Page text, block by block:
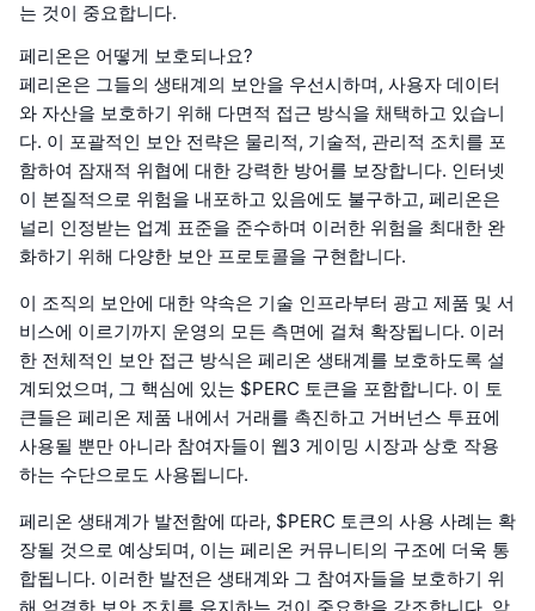
는 것이 중요합니다.
페리온은 어떻게 보호되나요?
페리온은 그들의 생태계의 보안을 우선시하며, 사용자 데이터
와 자산을 보호하기 위해 다면적 접근 방식을 채택하고 있습니
다. 이 포괄적인 보안 전략은 물리적, 기술적, 관리적 조치를 포
함하여 잠재적 위협에 대한 강력한 방어를 보장합니다. 인터넷
이 본질적으로 위험을 내포하고 있음에도 불구하고, 페리온은
널리 인정받는 업계 표준을 준수하며 이러한 위험을 최대한 완
화하기 위해 다양한 보안 프로토콜을 구현합니다.
이 조직의 보안에 대한 약속은 기술 인프라부터 광고 제품 및 서
비스에 이르기까지 운영의 모든 측면에 걸쳐 확장됩니다. 이러
한 전체적인 보안 접근 방식은 페리온 생태계를 보호하도록 설
계되었으며, 그 핵심에 있는 $PERC 토큰을 포함합니다. 이 토
큰들은 페리온 제품 내에서 거래를 촉진하고 거버넌스 투표에
사용될 뿐만 아니라 참여자들이 웹3 게이밍 시장과 상호 작용
하는 수단으로도 사용됩니다.
페리온 생태계가 발전함에 따라, $PERC 토큰의 사용 사례는 확
장될 것으로 예상되며, 이는 페리온 커뮤니티의 구조에 더욱 통
합됩니다. 이러한 발전은 생태계와 그 참여자들을 보호하기 위